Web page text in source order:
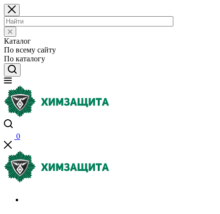
Каталог
По всему сайту
По каталогу
0